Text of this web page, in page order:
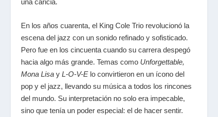
En los años cuarenta, el King Cole Trio revolucionó la
escena del jazz con un sonido refinado y sofisticado.
Pero fue en los cincuenta cuando su carrera despegó
hacia algo más grande. Temas como Unforgettable,
Mona Lisay L-O-V-Elo convirtieron en un ícono del
pop y el jazz, llevando su música a todos los rincones
del mundo. Su interpretación no solo era impecable,
sino que tenía un poder especial: el de hacer sentir.